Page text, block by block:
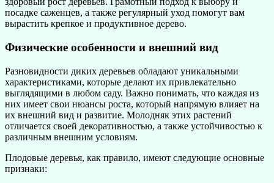
посадке саженцев, а также регулярный уход помогут вам
вырастить крепкое и продуктивное дерево.
Физические особенности и внешний вид
Разновидности диких деревьев обладают уникальными
характеристиками, которые делают их привлекательно
выглядящими в любом саду. Важно понимать, что каждая из
них имеет свои нюансы роста, который напрямую влияет на
их внешний вид и развитие. Молодняк этих растений
отличается своей декоративностью, а также устойчивостью к
различным внешним условиям.
Плодовые деревья, как правило, имеют следующие основные
признаки: